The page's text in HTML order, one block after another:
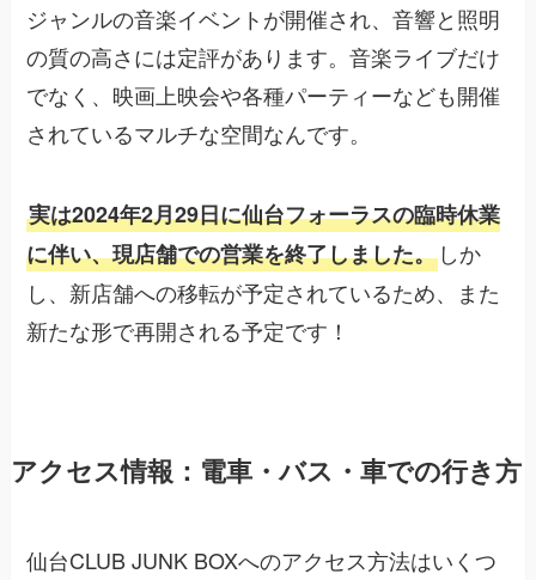
ジャンルの音楽イベントが開催され、音響と照明
の質の高さには定評があります。音楽ライブだけ
でなく、映画上映会や各種パーティーなども開催
されているマルチな空間なんです。
実は2024年2月29日に仙台フォーラスの臨時休業
に伴い、現店舗での営業を終了しました。 しか
し、新店舗への移転が予定されているため、また
新たな形で再開される予定です！
アクセス情報：電車・バス・車での行き方
仙台CLUB JUNK BOXへのアクセス方法はいくつ